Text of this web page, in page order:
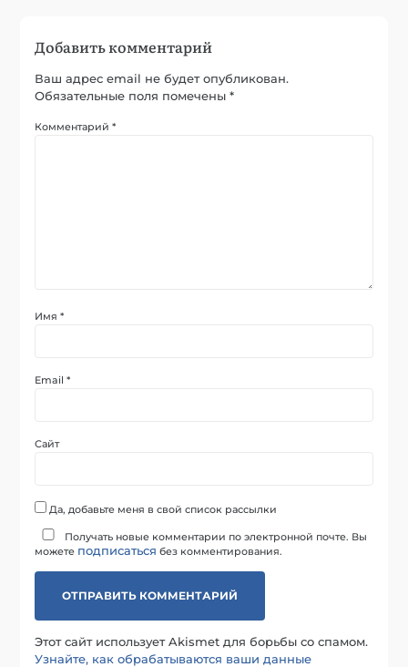
Добавить комментарий
Ваш адрес email не будет опубликован.
Обязательные поля помечены*
Комментарий*
Имя*
Email*
Сайт
Да, добавьте меня в свой список рассылки
Получать новые комментарии по электронной почте. Вы
можете подписаться без комментирования.
Этот сайт использует Akismet для борьбы со спамом.
Узнайте, как обрабатываются ваши данные